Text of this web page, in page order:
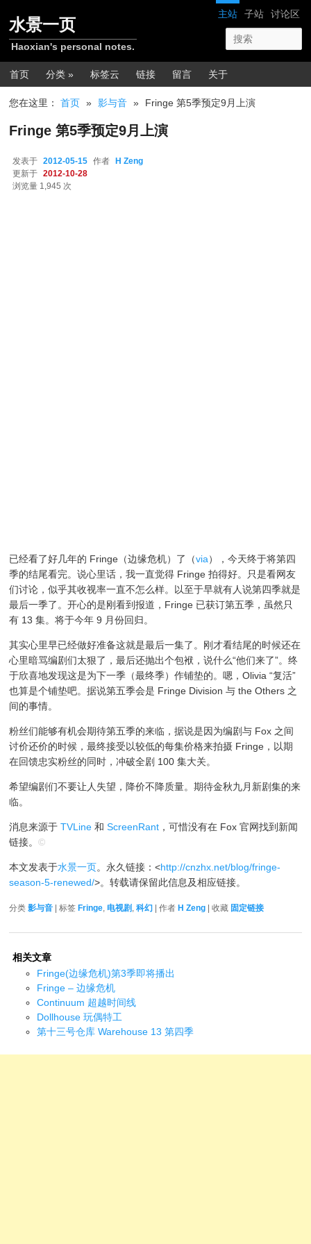
网站导航
主站 子站 讨论区
水景一页
Haoxian's personal notes.
主菜单
首页 分类 » 标签云 链接 留言 关于
您在这里：首页 » 影与音 » Fringe 第5季预定9月上演
Fringe 第5季预定9月上演
发表于 2012-05-15 作者
H Zeng
更新于
2012-10-28
浏览量 1,945 次
已经看了好几年的 Fringe（边缘危机）了（via），今天终于将第四
季的结尾看完。说心里话，我一直觉得 Fringe 拍得好。只是看网友
们讨论，似乎其收视率一直不怎么样。以至于早就有人说第四季就是
最后一季了。开心的是刚看到报道，Fringe 已获订第五季，虽然只
有 13 集。将于今年 9 月份回归。
其实心里早已经做好准备这就是最后一集了。刚才看结尾的时候还在
心里暗骂编剧们太狠了，最后还抛出个包袱，说什么“他们来了”。终
于欣喜地发现这是为下一季（最终季）作铺垫的。嗯，Olivia “复活”
也算是个铺垫吧。据说第五季会是 Fringe Division 与 the Others 之
间的事情。
粉丝们能够有机会期待第五季的来临，据说是因为编剧与 Fox 之间
讨价还价的时候，最终接受以较低的每集价格来拍摄 Fringe，以期
在回馈忠实粉丝的同时，冲破全剧 100 集大关。
希望编剧们不要让人失望，降价不降质量。期待金秋九月新剧集的来
临。
消息来源于TVLine 和ScreenRant ，可惜没有在 Fox 官网找到新闻
链接。©
本文发表于水景一页。永久链接：<http://cnzhx.net/blog/fringe-
season-5-renewed/>。转载请保留此信息及相应链接。
分类影与音 | 标签 Fringe, 电视剧 ,科幻 | 作者 H Zeng | 收藏 固定链接
相关文章
Fringe(边缘危机)第3季即将播出
Fringe – 边缘危机
Continuum 超越时间线
Dollhouse 玩偶特工
第十三号仓库 Warehouse 13 第四季